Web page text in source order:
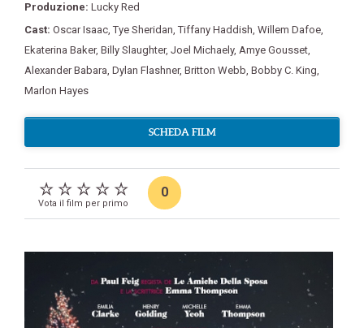
Produzione: Lucky Red
Cast: Oscar Isaac,Tye Sheridan,Tiffany Haddish, Willem Dafoe,
Ekaterina Baker, Billy Slaughter, Joel Michaely, Amye Gousset,
Alexander Babara, Dylan Flashner, Britton Webb, Bobby C. King,
Marlon Hayes
SCHEDA FILM
Vota il film per primo
0